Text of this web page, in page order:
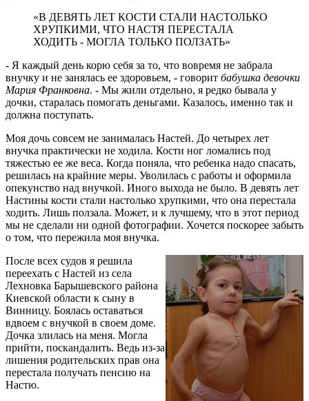
«В ДЕВЯТЬ ЛЕТ КОСТИ СТАЛИ НАСТОЛЬКО
ХРУПКИМИ, ЧТО НАСТЯ ПЕРЕСТАЛА
ХОДИТЬ - МОГЛА ТОЛЬКО ПОЛЗАТЬ»
- Я каждый день корю себя за то, что вовремя не забрала
внучку и не занялась ее здоровьем, - говорит бабушка девочки
Мария Франковна. - Мы жили отдельно, я редко бывала у
дочки, старалась помогать деньгами. Казалось, именно так и
должна поступать.
Моя дочь совсем не занималась Настей. До четырех лет
внучка практически не ходила. Кости ног ломались под
тяжестью ее же веса. Когда поняла, что ребенка надо спасать,
решилась на крайние меры. Уволилась с работы и оформила
опекунство над внучкой. Иного выхода не было. В девять лет
Настины кости стали настолько хрупкими, что она перестала
ходить. Лишь ползала. Может, и к лучшему, что в этот период
мы не сделали ни одной фотографии. Хочется поскорее забыть
о том, что пережила моя внучка.
После всех судов я решила
переехать с Настей из села
Лехновка Барышевского района
Киевской области к сыну в
Винницу. Боялась оставаться
вдвоем с внучкой в своем доме.
Дочка злилась на меня. Могла
прийти, поскандалить. Ведь из-за
лишения родительских прав она
перестала получать пенсию на
Настю.